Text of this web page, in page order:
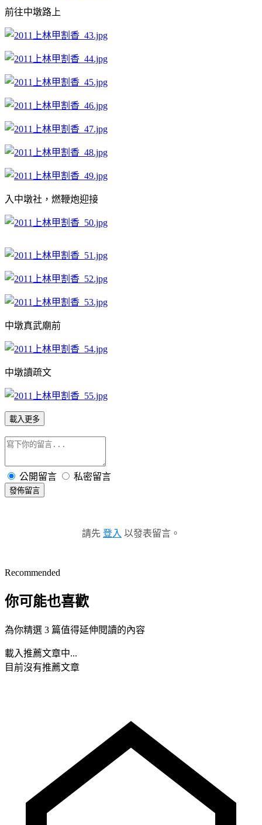
前往中墩路上
入中墩社，燃鞭炮迎接
中墩真武廟前
中墩讀疏文
載入更多
公開留言 私密留言
發佈留言
請先 登入 以發表留言。
Recommended
你可能也喜歡
為你精選 3 篇值得延伸閱讀的內容
載入推薦文章中...
目前沒有推薦文章